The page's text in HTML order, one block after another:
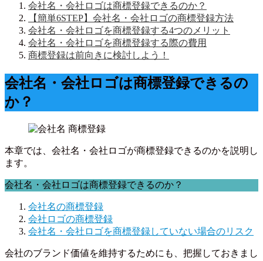
会社名・会社ロゴは商標登録できるのか？
【簡単6STEP】会社名・会社ロゴの商標登録方法
会社名・会社ロゴを商標登録する4つのメリット
会社名・会社ロゴを商標登録する際の費用
商標登録は前向きに検討しよう！
会社名・会社ロゴは商標登録できるの
か？
本章では、会社名・会社ロゴが商標登録できるのかを説明し
ます。
会社名・会社ロゴは商標登録できるのか？
会社名の商標登録
会社ロゴの商標登録
会社名・会社ロゴを商標登録していない場合のリスク
会社のブランド価値を維持するためにも、把握しておきまし